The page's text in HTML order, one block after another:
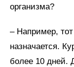
организма?
– Например,
назначается.
более 10 дней.